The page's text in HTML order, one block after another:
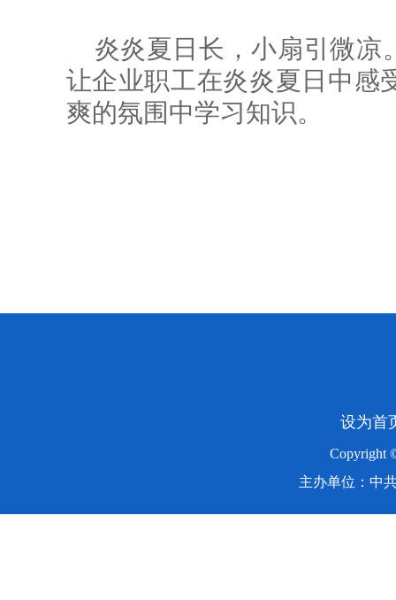
炎炎夏日长，小扇引微凉
让企业职工在炎炎夏日中感
爽的氛围中学习知识。
设为首
Copyright
主办单位：中